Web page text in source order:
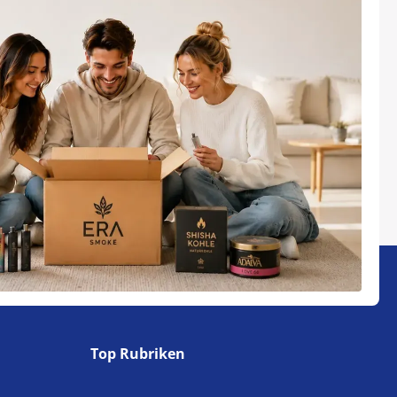
Top Rubriken